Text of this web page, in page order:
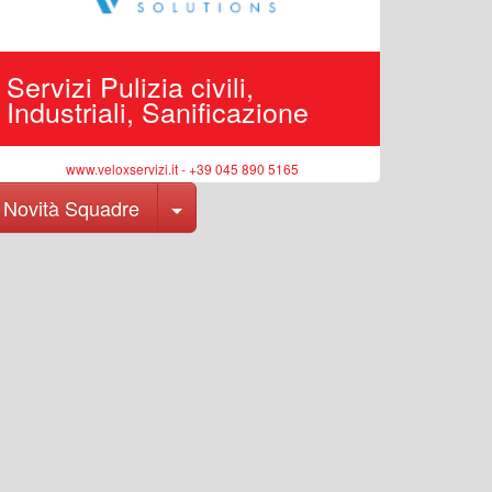
Servizi Pulizia civili,
Industriali, Sanificazione
www.veloxservizi.it - +39 045 890 5165
Novità Squadre Toggle Dropdown